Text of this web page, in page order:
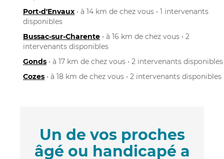
Port-d'Envaux • à 14 km de chez vous • 1 intervenants
disponibles
Bussac-sur-Charente • à 16 km de chez vous • 2
intervenants disponibles
Gonds • à 17 km de chez vous • 2 intervenants disponibles
Cozes • à 18 km de chez vous • 2 intervenants disponibles
Un de vos proches
âgé ou handicapé a